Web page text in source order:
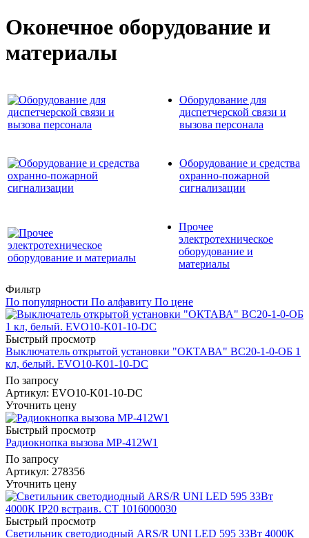
Оконечное оборудование и
материалы
Оборудование для
диспетчерской связи и
вызова персонала
Оборудование и средства
охранно-пожарной
сигнализации
Прочее
электротехническое
оборудование и
материалы
Фильтр
По популярности По алфавиту По цене
Быстрый просмотр
Выключатель открытой установки "ОКТАВА" ВС20-1-0-ОБ 1
кл, белый. EVO10-K01-10-DC
По запросу
Артикул: EVO10-K01-10-DC
Уточнить цену
Быстрый просмотр
Радиокнопка вызова MP-412W1
По запросу
Артикул: 278356
Уточнить цену
Быстрый просмотр
Светильник светодиодный ARS/R UNI LED 595 33Вт 4000К